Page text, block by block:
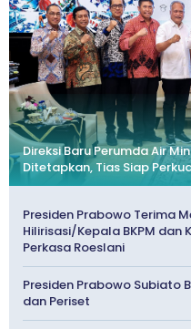
Direksi Baru Perumda Air
Ditetapkan, Tias Siap
Presiden Prabowo Terima
Hilirisasi/Kepala BKPM dan
Perkasa Roeslani
Presiden Prabowo Subiato
dan Periset